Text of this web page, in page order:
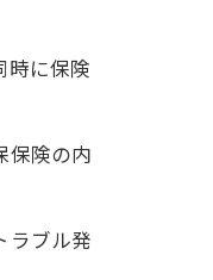
時に保険
保険の内
ラブル発